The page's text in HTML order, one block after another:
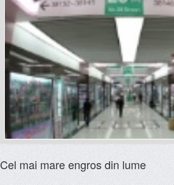
Cel mai mare engros din lume